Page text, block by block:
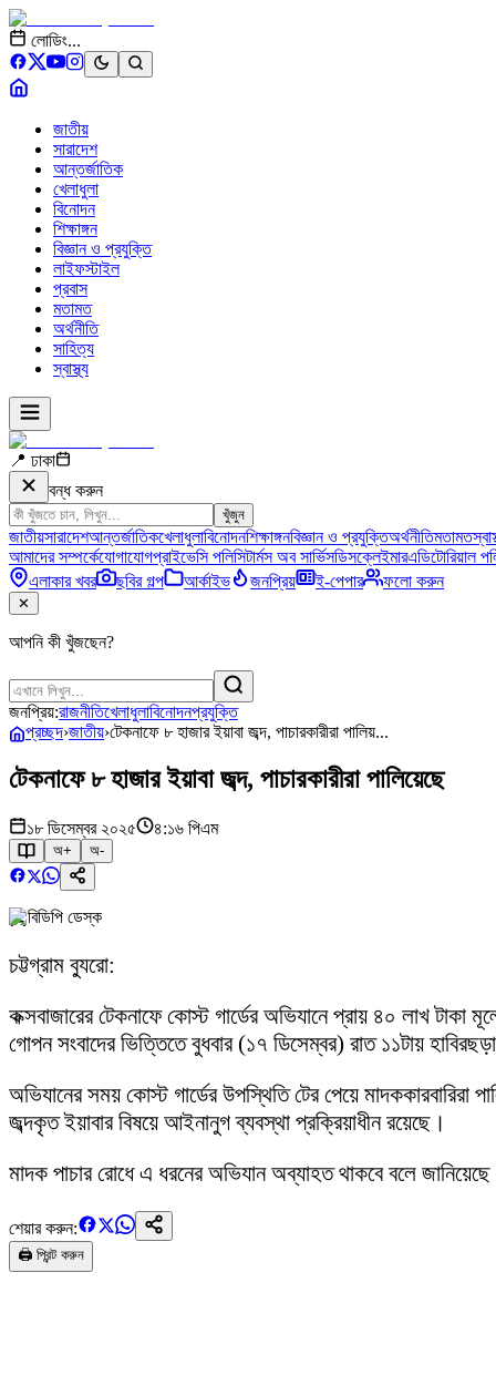
লোডিং...
জাতীয়
সারাদেশ
আন্তর্জাতিক
খেলাধুলা
বিনোদন
শিক্ষাঙ্গন
বিজ্ঞান ও প্রযুক্তি
লাইফস্টাইল
প্রবাস
মতামত
অর্থনীতি
সাহিত্য
স্বাস্থ্য
📍 ঢাকা
বন্ধ করুন
খুঁজুন
জাতীয়সারাদেশআন্তর্জাতিকখেলাধুলাবিনোদনশিক্ষাঙ্গনবিজ্ঞান ও প্রযুক্তিঅর্থনীতিমতামত
আমাদের সম্পর্কেযোগাযোগপ্রাইভেসি পলিসিটার্মস অব সার্ভিসডিসক্লেইমারএডিটোরিয়াল
এলাকার খবর
ছবির গল্প আর্কাইভ জনপ্রিয় ই-পেপার ফলো করুন
✕
আপনি কী খুঁজছেন?
জনপ্রিয়:রাজনীতিখেলাধুলাবিনোদনপ্রযুক্তি
প্রচ্ছদ›জাতীয়›টেকনাফে ৮ হাজার ইয়াবা জব্দ, পাচারকারীরা পালিয়...
টেকনাফে ৮ হাজার ইয়াবা জব্দ, পাচারকারীরা পালিয়েছে
১৮ ডিসেম্বর ২০২৫ ৪:১৬ পিএম
অ+ অ-
বিডিপি ডেস্ক
চট্টগ্রাম ব্যুরো:
‎কক্সবাজারের টেকনাফে কোস্ট গার্ডের অভিযানে প্রায় ৪০ লাখ টাকা
গোপন সংবাদের ভিত্তিতে বুধবার (১৭ ডিসেম্বর) রাত ১১টায়
অভিযানের সময় কোস্ট গার্ডের উপস্থিতি টের পেয়ে মাদককারবারিরা
জব্দকৃত ইয়াবার বিষয়ে আইনানুগ ব্যবস্থা প্রক্রিয়াধীন রয়েছে।
মাদক পাচার রোধে এ ধরনের অভিযান অব্যাহত থাকবে বলে জানিয়েছে
শেয়ার করুন:
🖨️ প্রিন্ট করুন